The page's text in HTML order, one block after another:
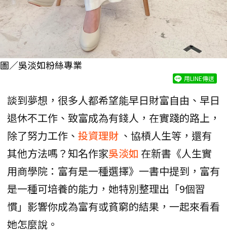
圖／吳淡如粉絲專業
用LINE傳送
談到夢想，很多人都希望能早日財富自由、早日
退休不工作、致富成為有錢人，在實踐的路上，
除了努力工作、 投資理財 、協槓人生等，還有
其他方法嗎？知名作家吳淡如 在新書《人生實
用商學院：富有是一種選擇》一書中提到，富有
是一種可培養的能力，她特別整理出「9個習
慣」影響你成為富有或貧窮的結果，一起來看看
她怎麼說。